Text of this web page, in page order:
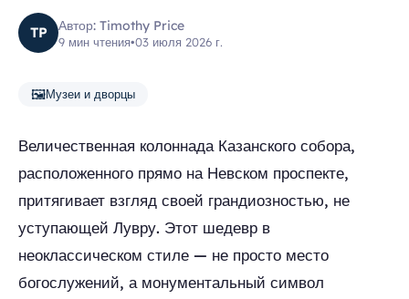
TP Автор: Timothy Price
9 мин чтения•03 июля 2026 г.
🖼️Музеи и дворцы
Величественная колоннада Казанского собора,
расположенного прямо на Невском проспекте,
притягивает взгляд своей грандиозностью, не
уступающей Лувру. Этот шедевр в
неоклассическом стиле — не просто место
богослужений, а монументальный символ